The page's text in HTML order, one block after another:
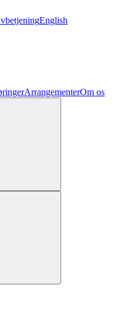
English
ArrangementerOm os